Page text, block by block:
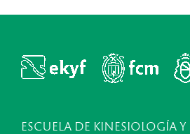
ESCUELA DE KINESIOLOGÍA Y